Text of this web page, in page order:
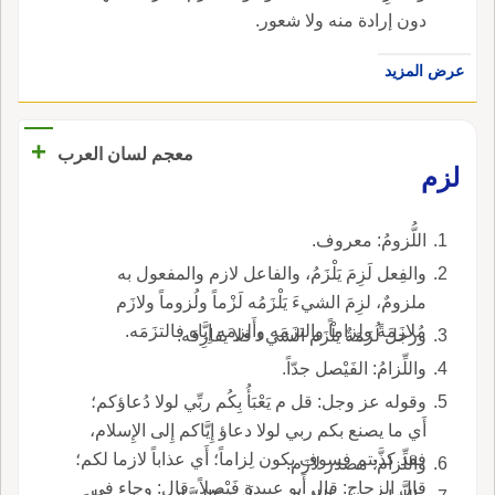
دون إرادة منه ولا شعور.
عرض المزيد
معجم لسان العرب
+
لزم
اللُّزومُ: معروف.
والفِعل لَزِمَ يَلْزَمُ، والفاعل لازم والمفعول به
ملزومٌ، لزِمَ الشيءَ يَلْزَمُه لَزْماً ولُزوماً ولازَم
مُلازَمَةً ولِزاماً والتزَمَه وأَلزمَه إِيَّاه فالتزَمَه.
ورجل لُزَمَةٌ يَلْزَم الشيء فلا يفارِقه.
واللِّزامُ: الفَيْصل جدّاً.
وقوله عز وجل: قل م يَعْبَأُ بِكُم ربِّي لولا دُعاؤكم؛
أَي ما يصنع بكم ربي لولا دعاؤ إِيَّاكم إِلى الإِسلام،
فقد كذَّبتم فسوف يكون لِزاماً؛ أَي عذاباً لازما لكم؛
قال الزجاج: قال أَبو عبيدة فَيْصلاً، قال: وجاء في
واللِّزام: مصدر لازَم.